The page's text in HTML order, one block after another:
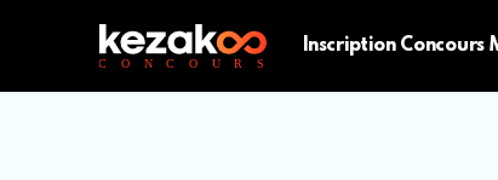
Inscription Concours